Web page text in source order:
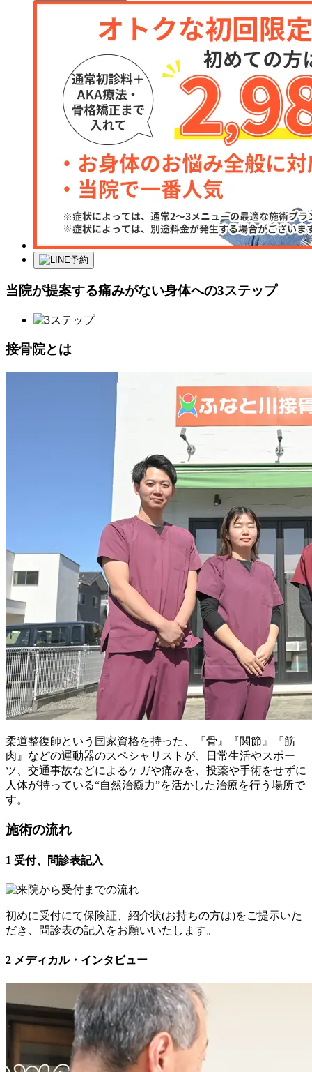
当院が提案する痛みがない身体への3ステップ
接骨院とは
柔道整復師という国家資格を持った、『骨』『関節』『筋
肉』などの運動器のスペシャリストが、日常生活やスポー
ツ、交通事故などによるケガや痛みを、投薬や手術をせずに
人体が持っている“自然治癒力”を活かした治療を行う場所で
す。
施術の流れ
1 受付、問診表記入
初めに受付にて保険証、紹介状(お持ちの方は)をご提示いた
だき、問診表の記入をお願いいたします。
2 メディカル・インタビュー